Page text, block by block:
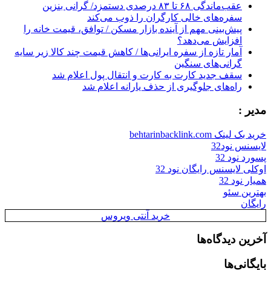
عقب‌ماندگی ۶۸ تا ۸۳ درصدی دستمزد/ گرانی بنزین
سفره‌های خالی کارگران را ذوب می‌کند
پیش‌بینی مهم از آینده بازار مسکن / توافق، قیمت خانه را
افزایش می‌دهد؟
آمار تازه از سفره ایرانی‌ها / کاهش قیمت چند کالا زیر سایه
گرانی‌های سنگین
سقف جدید کارت به کارت و انتقال پول اعلام شد
راه‌های جلوگیری از حذف یارانه اعلام شد
مدیر :
خرید بک لینک behtarinbacklink.com
لایسنس نود32
پسورد نود 32
اوکلی لایسنس رایگان نود 32
همیار نود 32
بهترین سئو
رایگان
خرید آنتی ویروس
آخرین دیدگاه‌ها
بایگانی‌ها